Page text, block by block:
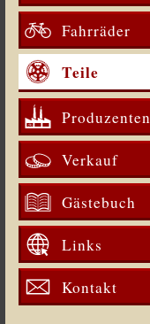
Fahrräder
Teile
Produzenten
Verkauf
Gästebuch
Links
Kontakt